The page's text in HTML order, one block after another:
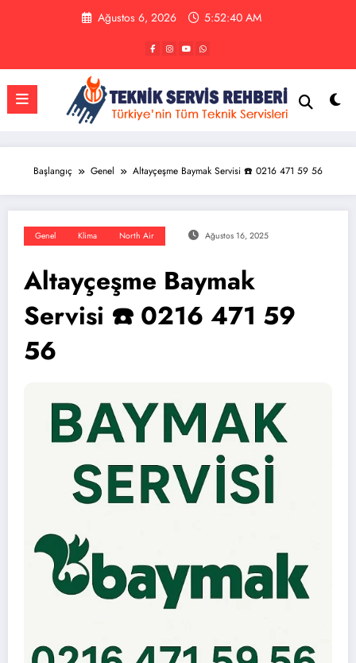
Ağustos 6, 2026 5:52:40 AM
Başlangıç Genel Altayçeşme Baymak Servisi ☎️ 0216 471 59 56
Genel Klima North Air Ağustos 16, 2025
Altayçeşme Baymak
Servisi ☎️ 0216 471 59
56